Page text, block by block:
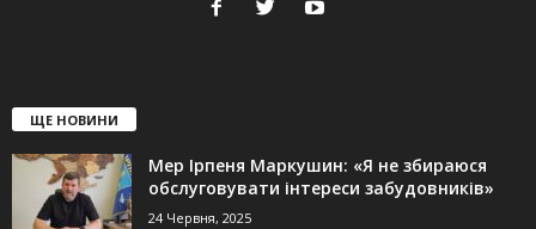
ЩЕ НОВИНИ
Мер Ірпеня Маркушин: «Я не збираюся
обслуговувати інтереси забудовників»
24 Червня, 2025